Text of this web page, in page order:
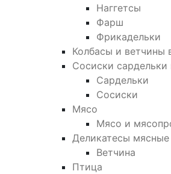
Наггетсы
Фарш
Фрикадельки
Колбасы и ветчины
Сосиски сардельки
Сардельки
Сосиски
Мясо
Мясо и
Деликатесы мясные
Ветчина
Птица